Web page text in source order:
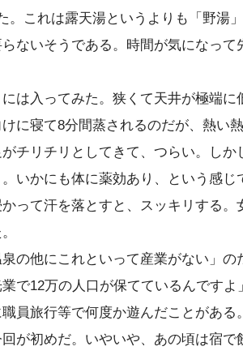
。これは露天湯というよりも「野湯
ないそうである。時間が気になって
は入ってみた。狭くて天井が極端に
に寝て8分間蒸されるのだが、熱い
チリチリとしてきて、つらい。しか
いかにも体に薬効あり、という感じ
って汗を落とすと、スッキリする。
の他にこれといって産業がない」の
で12万の人口が保てているんですよ
員旅行等で何度か遊んだことがある
が初めだ。いやいや、あの頃は宿で